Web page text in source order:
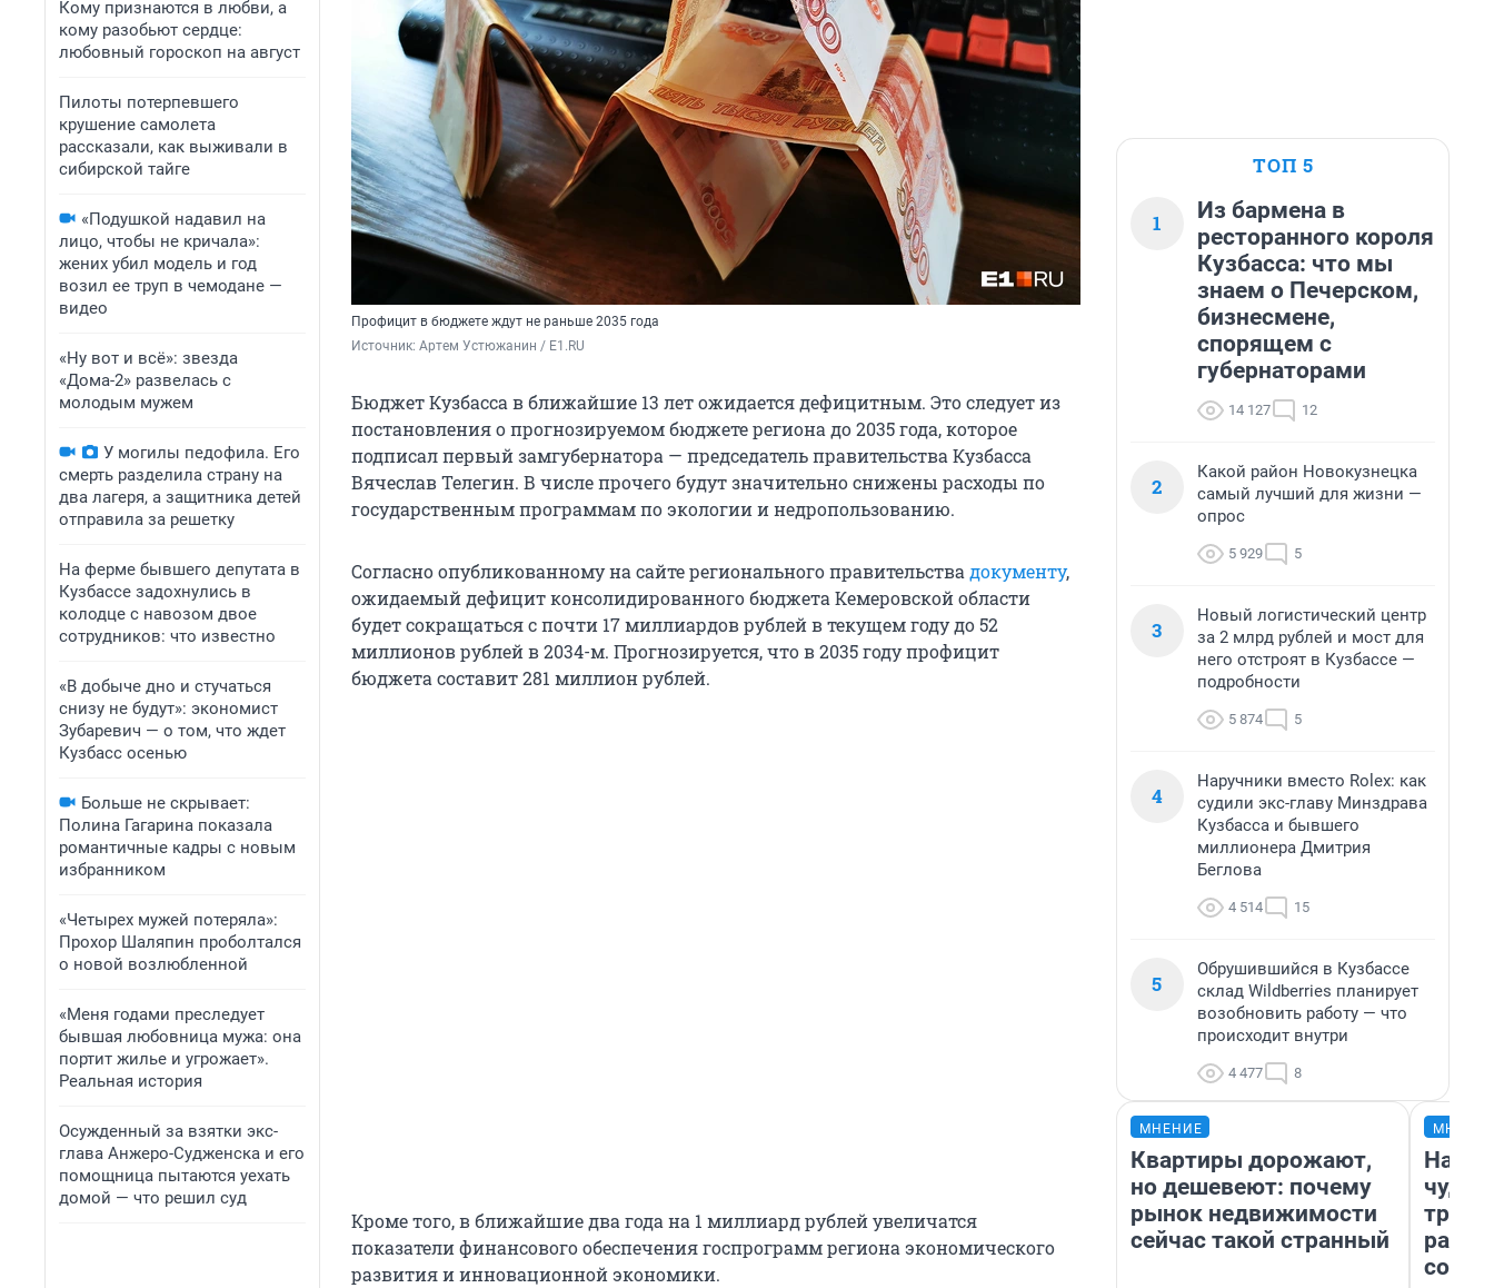
Кому признаются в любви, а
кому разобьют сердце:
любовный гороскоп на август
Пилоты потерпевшего
крушение самолета
рассказали, как выживали в
сибирской тайге
«Подушкой надавил на
лицо, чтобы не кричала»:
жених убил модель и год
возил ее труп в чемодане —
видео
«Ну вот и всё»: звезда
«Дома-2» развелась с
молодым мужем
У могилы педофила. Его
смерть разделила страну на
два лагеря, а защитника детей
отправила за решетку
На ферме бывшего депутата в
Кузбассе задохнулись в
колодце с навозом двое
сотрудников: что известно
«В добыче дно и стучаться
снизу не будут»: экономист
Зубаревич — о том, что ждет
Кузбасс осенью
Больше не скрывает:
Полина Гагарина показала
романтичные кадры с новым
избранником
«Четырех мужей потеряла»:
Прохор Шаляпин проболтался
о новой возлюбленной
«Меня годами преследует
бывшая любовница мужа: она
портит жилье и угрожает».
Реальная история
Осужденный за взятки экс-
глава Анжеро-Судженска и его
помощница пытаются уехать
домой — что решил суд
Профицит в бюджете ждут не раньше 2035 года
Источник: Артем Устюжанин / E1.RU
Бюджет Кузбасса в ближайшие 13 лет ожидается дефицитным. Это следует из
постановления о прогнозируемом бюджете региона до 2035 года, которое
подписал первый замгубернатора — председатель правительства Кузбасса
Вячеслав Телегин. В числе прочего будут значительно снижены расходы по
государственным программам по экологии и недропользованию.
Согласно опубликованному на сайте регионального правительства документу,
ожидаемый дефицит консолидированного бюджета Кемеровской области
будет сокращаться с почти 17 миллиардов рублей в текущем году до 52
миллионов рублей в 2034-м. Прогнозируется, что в 2035 году профицит
бюджета составит 281 миллион рублей.
Кроме того, в ближайшие два года на 1 миллиард рублей увеличатся
показатели финансового обеспечения госпрограмм региона экономического
развития и инновационной экономики.
ТОП 5
1
Из бармена в
ресторанного короля
Кузбасса: что мы
знаем о Печерском,
бизнесмене,
спорящем с
губернаторами
14 127 12
2
Какой район Новокузнецка
самый лучший для жизни —
опрос
5 929 5
3
Новый логистический центр
за 2 млрд рублей и мост для
него отстроят в Кузбассе —
подробности
5 874 5
4
Наручники вместо Rolex: как
судили экс-главу Минздрава
Кузбасса и бывшего
миллионера Дмитрия
Беглова
4 514 15
5
Обрушившийся в Кузбассе
склад Wildberries планирует
возобновить работу — что
происходит внутри
4 477 8
МНЕНИЕ
Квартиры дорожают,
но дешевеют: почему
рынок недвижимости
сейчас такой странный